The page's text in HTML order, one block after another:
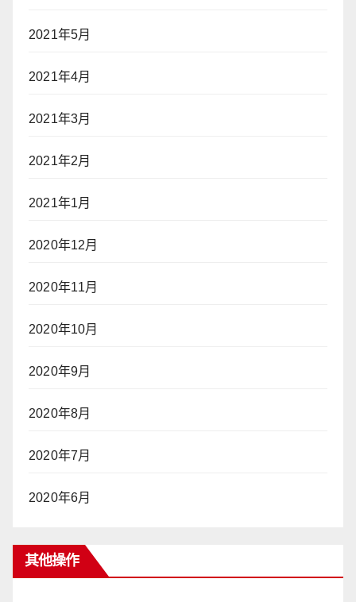
2021年5月
2021年4月
2021年3月
2021年2月
2021年1月
2020年12月
2020年11月
2020年10月
2020年9月
2020年8月
2020年7月
2020年6月
其他操作